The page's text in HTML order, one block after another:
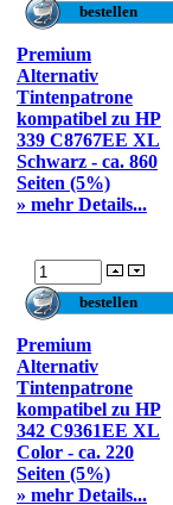
Premium
Alternativ
Tintenpatrone
kompatibel zu HP
339 C8767EE XL
Schwarz - ca. 860
Seiten (5%)
» mehr Details...
Premium
Alternativ
Tintenpatrone
kompatibel zu HP
342 C9361EE XL
Color - ca. 220
Seiten (5%)
» mehr Details...